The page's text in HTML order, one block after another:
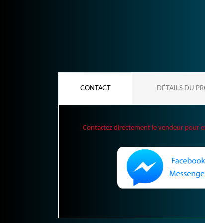
CONTACT DÉTAILS DU
Contactez directement le vendeur pour